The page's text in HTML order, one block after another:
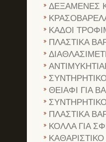
ΔΕΞΑΜΕΝΕΣ
ΚΑΔΟΙ
ΠΛΑΣΤΙΚΑ
ΘΕΙΑΦΙ ΓΙΑ
ΠΛΑΣΤΙΚΑ
ΚΟΛΛΑ ΓΙΑ
ΚΑΘΑΡΙΣΤΙΚΟ